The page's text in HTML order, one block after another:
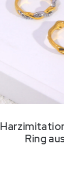
Ring